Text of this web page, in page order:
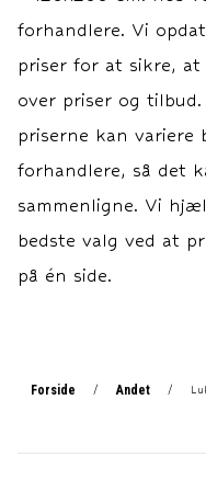
Vedligehold Vaskbart
forhandlere. Vi
priser for at sikre,
over priser og
priserne kan variere
forhandlere, så det
sammenligne. Vi
bedste valg ved at
på én side.
Forside / Andet /